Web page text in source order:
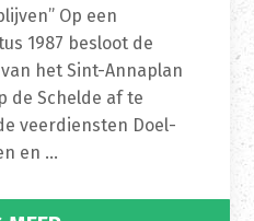
Op een
1987 besloot de
het Sint-Annaplan
de Schelde af te
veerdiensten Doel-
en …